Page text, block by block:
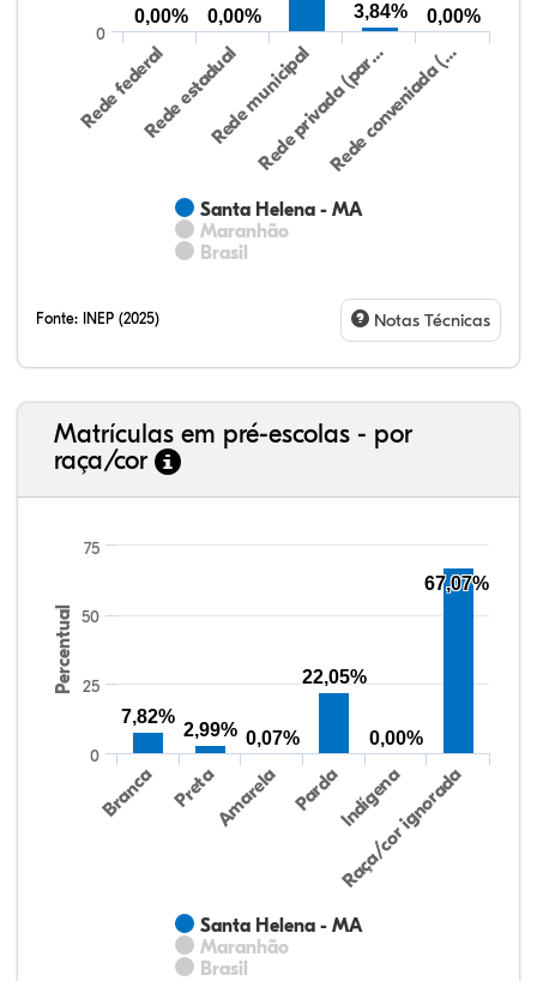
Santa Helena - MA
Maranhão
Brasil
Rede federalRede estadualRede municipal
Rede privada (par…Rede conveniada (…
0
0,00% 0,00% 3,84% 0,00%
Fonte: INEP (2025) Notas Técnicas
Matrículas em pré-escolas - por
raça/cor
Percentual
Santa Helena - MA
Maranhão
Brasil
Branca PretaAmarela PardaIndígena
Raça/cor ignorada
0
25
50
75
7,82%
2,99% 0,07%
22,05%
0,00%
67,07%
12,32%
1,70%
0,31%
69,09%
3,49%
13,09%
38,40%
3,47%
0,13%
50,15%
2,37%
5,48%